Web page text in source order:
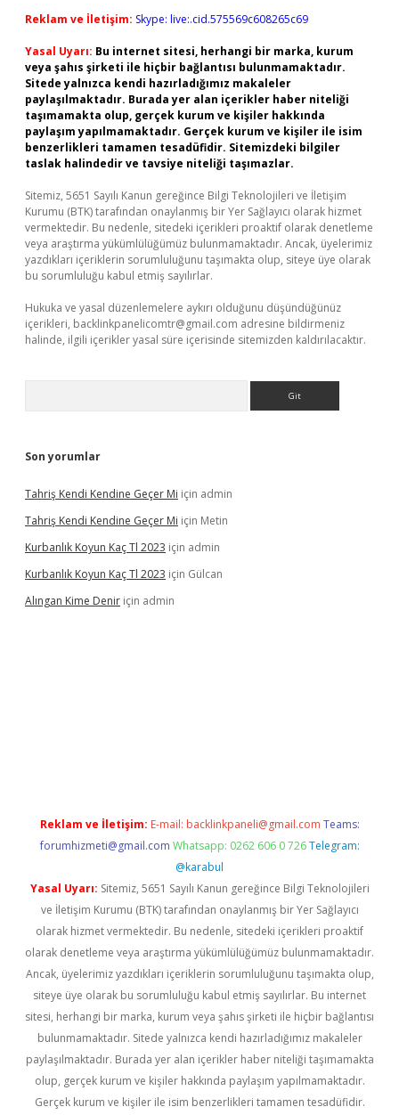
Reklam ve İletişim: Skype: live:.cid.575569c608265c69
Yasal Uyarı: Bu internet sitesi, herhangi bir marka, kurum
veya şahıs şirketi ile hiçbir bağlantısı bulunmamaktadır.
Sitede yalnızca kendi hazırladığımız makaleler
paylaşılmaktadır. Burada yer alan içerikler haber niteliği
taşımamakta olup, gerçek kurum ve kişiler hakkında
paylaşım yapılmamaktadır. Gerçek kurum ve kişiler ile isim
benzerlikleri tamamen tesadüfidir. Sitemizdeki bilgiler
taslak halindedir ve tavsiye niteliği taşımazlar.
Sitemiz, 5651 Sayılı Kanun gereğince Bilgi Teknolojileri ve İletişim
Kurumu (BTK) tarafından onaylanmış bir Yer Sağlayıcı olarak hizmet
vermektedir. Bu nedenle, sitedeki içerikleri proaktif olarak denetleme
veya araştırma yükümlülüğümüz bulunmamaktadır. Ancak, üyelerimiz
yazdıkları içeriklerin sorumluluğunu taşımakta olup, siteye üye olarak
bu sorumluluğu kabul etmiş sayılırlar.
Hukuka ve yasal düzenlemelere aykırı olduğunu düşündüğünüz
içerikleri, backlinkpanelicomtr@gmail.com adresine bildirmeniz
halinde, ilgili içerikler yasal süre içerisinde sitemizden kaldırılacaktır.
Son yorumlar
Tahriş Kendi Kendine Geçer Mi için admin
Tahriş Kendi Kendine Geçer Mi için Metin
Kurbanlık Koyun Kaç Tl 2023 için admin
Kurbanlık Koyun Kaç Tl 2023 için Gülcan
Alıngan Kime Denir için admin
Reklam ve İletişim: E-mail: backlinkpaneli@gmail.com Teams:
forumhizmeti@gmail.com Whatsapp: 0262 606 0 726 Telegram:
@karabul
Yasal Uyarı: Sitemiz, 5651 Sayılı Kanun gereğince Bilgi Teknolojileri
ve İletişim Kurumu (BTK) tarafından onaylanmış bir Yer Sağlayıcı
olarak hizmet vermektedir. Bu nedenle, sitedeki içerikleri proaktif
olarak denetleme veya araştırma yükümlülüğümüz bulunmamaktadır.
Ancak, üyelerimiz yazdıkları içeriklerin sorumluluğunu taşımakta olup,
siteye üye olarak bu sorumluluğu kabul etmiş sayılırlar. Bu internet
sitesi, herhangi bir marka, kurum veya şahıs şirketi ile hiçbir bağlantısı
bulunmamaktadır. Sitede yalnızca kendi hazırladığımız makaleler
paylaşılmaktadır. Burada yer alan içerikler haber niteliği taşımamakta
olup, gerçek kurum ve kişiler hakkında paylaşım yapılmamaktadır.
Gerçek kurum ve kişiler ile isim benzerlikleri tamamen tesadüfidir.